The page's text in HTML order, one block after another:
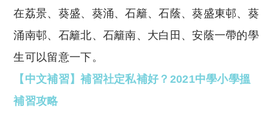
在荔景、葵盛、 葵涌、石籬、石蔭、葵盛東邨、葵
涌南邨、石籬北、石籬南、大白田、安蔭一帶的學
生可以留意一下。
【中文補習】補習社定私補好？2021中學小學搵
補習攻略